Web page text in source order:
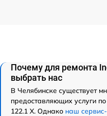
Почему для ремонта
выбрать нас
В Челябинске существует
предоставляющих услуги
122.1 X. Однако наш